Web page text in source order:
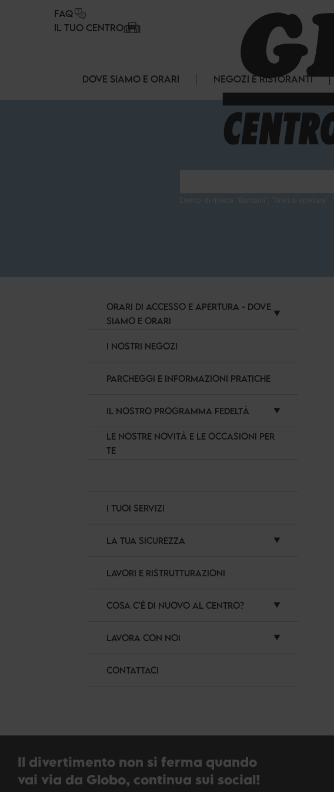
FAQ
IL TUO CENTRO
DOVE SIAMO E ORARI NEGOZI E RISTORANTI
ORARI DI ACCESSO E APERTURA - DOVE
SIAMO E ORARI
I NOSTRI NEGOZI
PARCHEGGI E INFORMAZIONI PRATICHE
IL NOSTRO PROGRAMMA FEDELTÀ
LE NOSTRE NOVITÀ E LE OCCASIONI PER
TE
I TUOI SERVIZI
LA TUA SICUREZZA
LAVORI E RISTRUTTURAZIONI
COSA C'È DI NUOVO AL CENTRO?
LAVORA CON NOI
CONTATTACI
Il divertimento non si ferma quando
vai via da Globo, continua sui social!
Pannello di gestione dei cookies